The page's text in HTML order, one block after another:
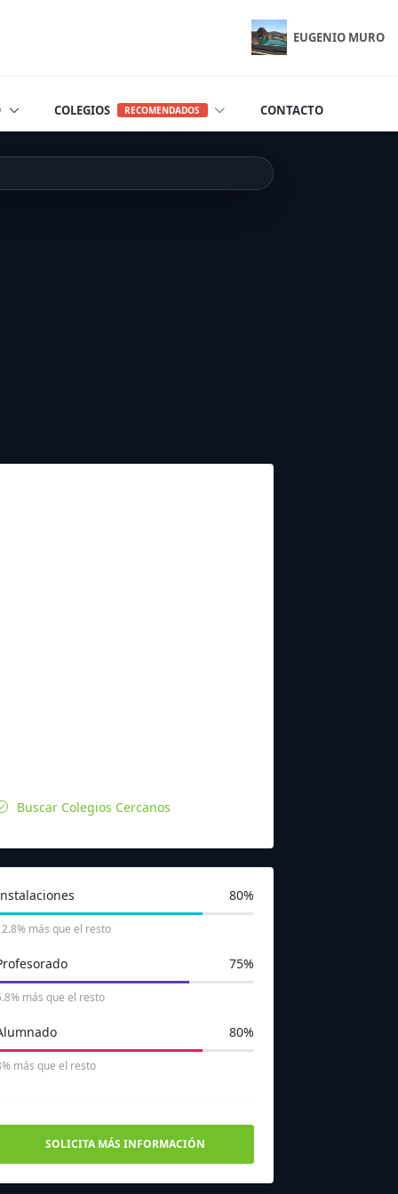
EUGENIO MURO
COLEGIOS RECOMENDADOS CONTACTO
Buscar Colegios Cercanos
80%
más que el resto
75%
más que el resto
80%
más que el resto
SOLICITA MÁS INFORMACIÓN